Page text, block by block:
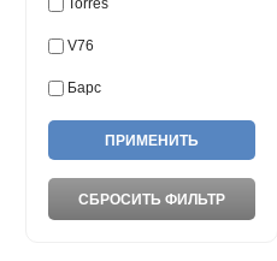
Torres
V76
Барс